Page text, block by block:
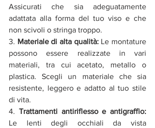
Assicurati che sia adeguatamente
adattata alla forma del tuo viso e che
non scivoli o stringa troppo.
3. Materiale di alta qualità: Le montature
possono essere realizzate in vari
materiali, tra cui acetato, metallo o
plastica. Scegli un materiale che sia
resistente, leggero e adatto al tuo stile
di vita.
4. Trattamenti antiriflesso e antigraffio:
Le lenti degli occhiali da vista